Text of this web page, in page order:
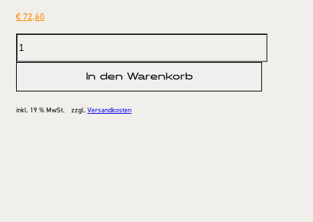
€72,60
In den Warenkorb
inkl. 19 % MwSt. zzgl. Versandkosten